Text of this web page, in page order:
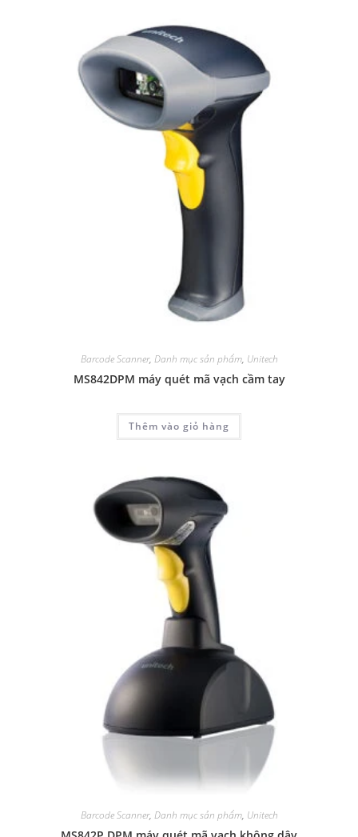
Barcode Scanner, Danh mục sản phẩm, Unitech
MS842DPM máy quét mã vạch cầm tay
Thêm vào giỏ hàng
Barcode Scanner, Danh mục sản phẩm, Unitech